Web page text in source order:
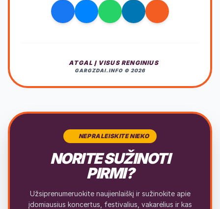
ATGAL Į VISUS RENGINIUS
GARGZDAI.INFO © 2026
NEPRALEISKITE NIEKO
NORITE SUŽINOTI
PIRMI?
Užsiprenumeruokite naujienlaiškį ir sužinokite apie
įdomiausius koncertus, festivalius, vakarėlius ir kas